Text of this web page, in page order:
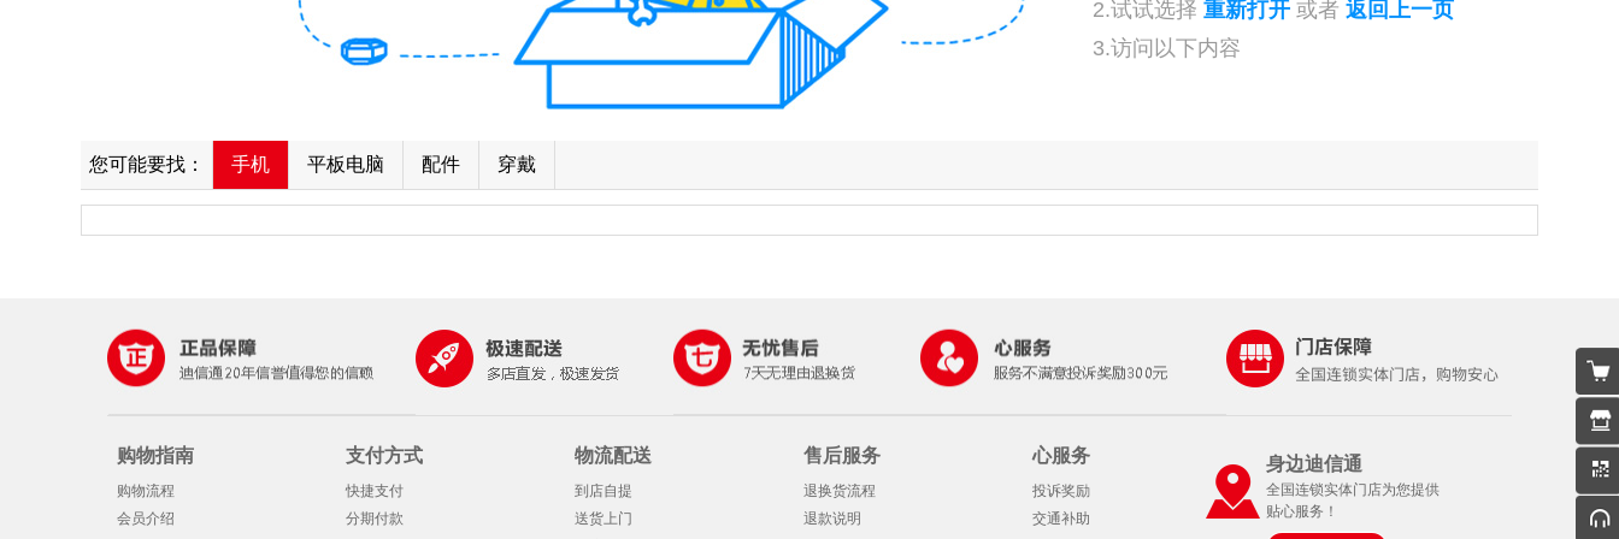
2.试试选择 重新打开 或者 返回上一页
3.访问以下内容
您可能要找： 手机 平板电脑 配件 穿戴
购物指南
购物流程
会员介绍
支付方式
快捷支付
分期付款
物流配送
到店自提
送货上门
售后服务
退换货流程
退款说明
心服务
投诉奖励
交通补助
身边迪信通
全国连锁实体门店为您提供
贴心服务！